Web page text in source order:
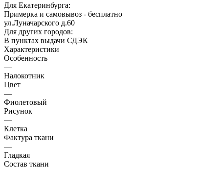
Для Екатеринбурга:
Примерка и самовывоз - бесплатно
ул.Луначарского д.60
Для других городов:
В пунктах выдачи СДЭК
Характеристики
Особенность
—
Налокотник
Цвет
—
Фиолетовый
Рисунок
—
Клетка
Фактура ткани
—
Гладкая
Состав ткани